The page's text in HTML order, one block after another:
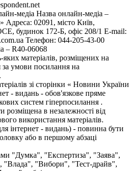
медіа Назва онлайн-медіа –
Адреса: 02091, місто Київ,
будинок 172-Б, офіс 208/1 E-mail:
Телефон: 044-205-43-00
– R40-06068
матеріалів, розміщених на
за умови посилання на
зі сторінки « Новини України
- видань - обов'язкове пряме
систем гіперпосилання .
розміщена в незалежності від
використання матеріалів.
інтернет - видань) - повинна бути
або в першому абзаці
"Думка", "Експертиза", "Заява",
"Влада", "Вибори", "Тест-драйв",